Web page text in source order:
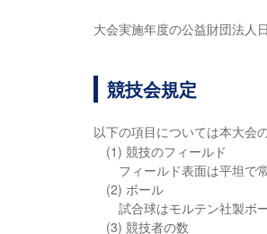
大会実施年度の公益財団法人
競技会規定
以下の項目については本大会
(1) 競技のフィールド
フィールド表面は平坦で
(2) ボール
試合球はモルテン社製ボ
(3) 競技者の数